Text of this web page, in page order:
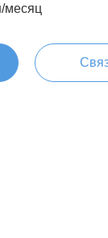
месяц